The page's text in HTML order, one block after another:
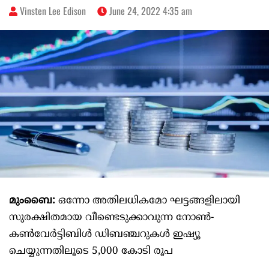
Vinsten Lee Edison June 24, 2022 4:35 am
മുംബൈ: ഒന്നോ അതിലധികമോ ഘട്ടങ്ങളിലായി
സുരക്ഷിതമായ വീണ്ടെടുക്കാവുന്ന നോൺ-
കൺവേർട്ടിബിൾ ഡിബഞ്ചറുകൾ ഇഷ്യൂ
ചെയ്യുന്നതിലൂടെ 5,000 കോടി രൂപ